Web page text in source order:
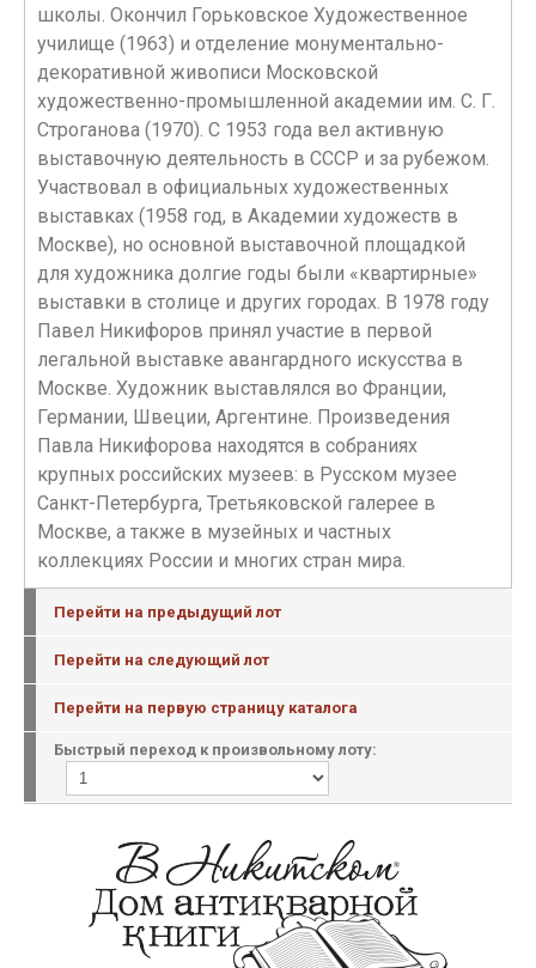
школы. Окончил Горьковское Художественное
училище (1963) и отделение монументально-
декоративной живописи Московской
художественно-промышленной академии им. С. Г.
Строганова (1970). С 1953 года вел активную
выставочную деятельность в СССР и за рубежом.
Участвовал в официальных художественных
выставках (1958 год, в Академии художеств в
Москве), но основной выставочной площадкой
для художника долгие годы были «квартирные»
выставки в столице и других городах. В 1978 году
Павел Никифоров принял участие в первой
легальной выставке авангардного искусства в
Москве. Художник выставлялся во Франции,
Германии, Швеции, Аргентине. Произведения
Павла Никифорова находятся в собраниях
крупных российских музеев: в Русском музее
Санкт-Петербурга, Третьяковской галерее в
Москве, а также в музейных и частных
коллекциях России и многих стран мира.
Перейти на предыдущий лот
Перейти на следующий лот
Перейти на первую страницу каталога
Быстрый переход к произвольному лоту: